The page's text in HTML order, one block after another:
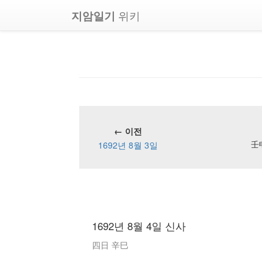
지암일기 위키
← 이전
1692년 8월 3일
壬
1692년 8월 4일 신사
四日 辛巳